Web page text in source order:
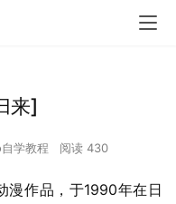
来]
学教程 阅读 430
漫作品，于1990年在日